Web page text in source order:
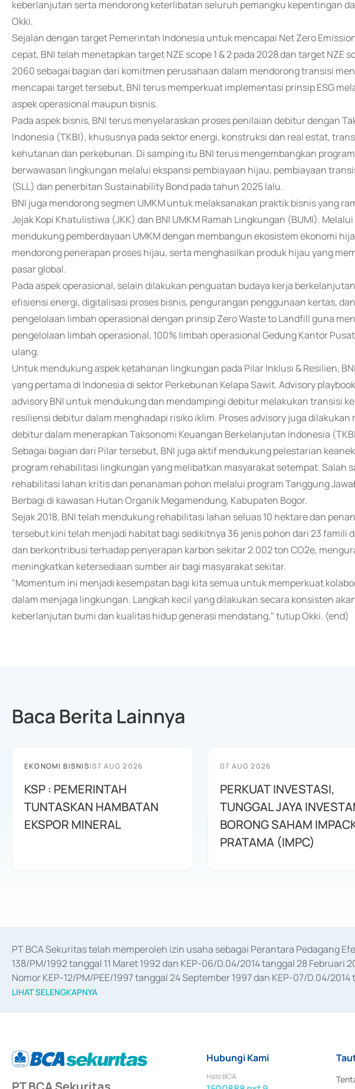
keberlanjutan serta mendorong keterlibatan seluruh pemangku kepentingan
Okki.
Sejalan dengan target Pemerintah Indonesia untuk mencapai Net Zero
cepat, BNI telah menetapkan target NZE scope 1 & 2 pada 2028 dan target NZE
2060 sebagai bagian dari komitmen perusahaan dalam mendorong transisi
mencapai target tersebut, BNI terus memperkuat implementasi prinsip ESG
aspek operasional maupun bisnis.
Pada aspek bisnis, BNI terus menyelaraskan proses penilaian debitur dengan
Indonesia (TKBI), khususnya pada sektor energi, konstruksi dan real estat,
kehutanan dan perkebunan. Di samping itu BNI terus mengembangkan
berwawasan lingkungan melalui ekspansi pembiayaan hijau, pembiayaan
(SLL) dan penerbitan Sustainability Bond pada tahun 2025 lalu.
BNI juga mendorong segmen UMKM untuk melaksanakan praktik bisnis yang
Jejak Kopi Khatulistiwa (JKK) dan BNI UMKM Ramah Lingkungan (BUMI).
mendukung pemberdayaan UMKM dengan membangun ekosistem ekonomi
mendorong penerapan proses hijau, serta menghasilkan produk hijau yang
pasar global.
Pada aspek operasional, selain dilakukan penguatan budaya kerja
efisiensi energi, digitalisasi proses bisnis, pengurangan penggunaan kertas,
pengelolaan limbah operasional dengan prinsip Zero Waste to Landfill guna
pengelolaan limbah operasional, 100% limbah operasional Gedung Kantor
ulang.
Untuk mendukung aspek ketahanan lingkungan pada Pilar Inklusi & Resilien,
yang pertama di Indonesia di sektor Perkebunan Kelapa Sawit. Advisory
advisory BNI untuk mendukung dan mendampingi debitur melakukan transisi
resiliensi debitur dalam menghadapi risiko iklim. Proses advisory juga
debitur dalam menerapkan Taksonomi Keuangan Berkelanjutan Indonesia
Sebagai bagian dari Pilar tersebut, BNI juga aktif mendukung pelestarian
program rehabilitasi lingkungan yang melibatkan masyarakat setempat. Salah
rehabilitasi lahan kritis dan penanaman pohon melalui program Tanggung
Berbagi di kawasan Hutan Organik Megamendung, Kabupaten Bogor.
Sejak 2018, BNI telah mendukung rehabilitasi lahan seluas 10 hektare dan
tersebut kini telah menjadi habitat bagi sedikitnya 36 jenis pohon dari 23 famili
dan berkontribusi terhadap penyerapan karbon sekitar 2.002 ton CO2e,
meningkatkan ketersediaan sumber air bagi masyarakat sekitar.
"Momentum ini menjadi kesempatan bagi kita semua untuk memperkuat
dalam menjaga lingkungan. Langkah kecil yang dilakukan secara konsisten
keberlanjutan bumi dan kualitas hidup generasi mendatang," tutup Okki. (end)
Baca Berita Lainnya
EKONOMI BISNIS|07 AUG 2026
KSP : PEMERINTAH
TUNTASKAN HAMBATAN
EKSPOR MINERAL
07 AUG 2026
PERKUAT INVESTASI,
TUNGGAL JAYA
BORONG SAHAM
PRATAMA (IMPC)
PT BCA Sekuritas telah memperoleh izin usaha sebagai Perantara Pedagang
138/PM/1992 tanggal 11 Maret 1992 dan KEP-06/D.04/2014 tanggal 28
Nomor KEP-12/PM/PEE/1997 tanggal 24 September 1997 dan KEP-07/D.04/
merger, akuisisi, divestasi, dan
LIHAT SELENGKAPNYA
Hubungi Kami
Halo BCA